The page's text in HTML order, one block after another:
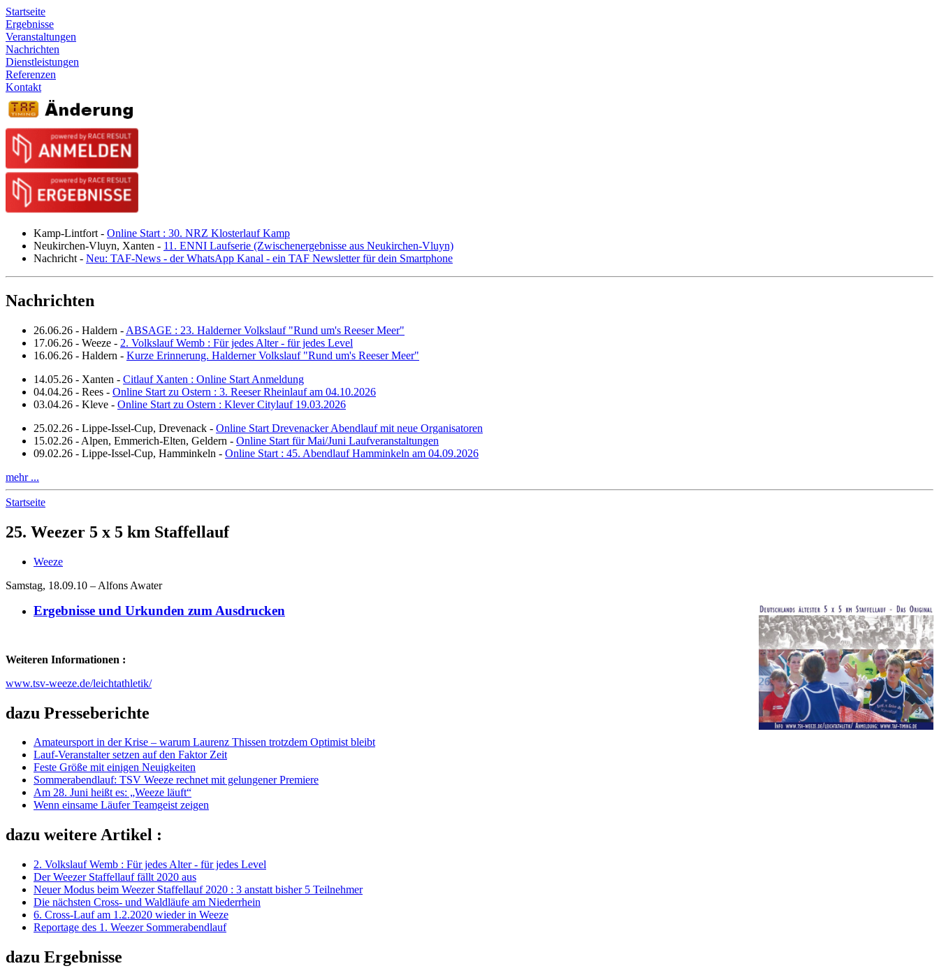
Startseite
Ergebnisse
Veranstaltungen
Nachrichten
Dienstleistungen
Referenzen
Kontakt
Kamp-Lintfort - Online Start : 30. NRZ Klosterlauf Kamp
Neukirchen-Vluyn, Xanten - 11. ENNI Laufserie (Zwischenergebnisse aus Neukirchen-Vluyn)
Nachricht - Neu: TAF-News - der WhatsApp Kanal - ein TAF Newsletter für dein Smartphone
Nachrichten
26.06.26 - Haldern - ABSAGE : 23. Halderner Volkslauf "Rund um's Reeser Meer"
17.06.26 - Weeze - 2. Volkslauf Wemb : Für jedes Alter - für jedes Level
16.06.26 - Haldern - Kurze Erinnerung. Halderner Volkslauf "Rund um's Reeser Meer"
14.05.26 - Xanten - Citlauf Xanten : Online Start Anmeldung
04.04.26 - Rees - Online Start zu Ostern : 3. Reeser Rheinlauf am 04.10.2026
03.04.26 - Kleve - Online Start zu Ostern : Klever Citylauf 19.03.2026
25.02.26 - Lippe-Issel-Cup, Drevenack - Online Start Drevenacker Abendlauf mit neue Organisatoren
15.02.26 - Alpen, Emmerich-Elten, Geldern - Online Start für Mai/Juni Laufveranstaltungen
09.02.26 - Lippe-Issel-Cup, Hamminkeln - Online Start : 45. Abendlauf Hamminkeln am 04.09.2026
mehr ...
Startseite
25. Weezer 5 x 5 km Staffellauf
Weeze
Samstag, 18.09.10 – Alfons Awater
Ergebnisse und Urkunden zum Ausdrucken
Weiteren Informationen :
www.tsv-weeze.de/leichtathletik/
dazu Presseberichte
Amateursport in der Krise – warum Laurenz Thissen trotzdem Optimist bleibt
Lauf-Veranstalter setzen auf den Faktor Zeit
Feste Größe mit einigen Neuigkeiten
Sommerabendlauf: TSV Weeze rechnet mit gelungener Premiere
Am 28. Juni heißt es: „Weeze läuft“
Wenn einsame Läufer Teamgeist zeigen
dazu weitere Artikel :
2. Volkslauf Wemb : Für jedes Alter - für jedes Level
Der Weezer Staffellauf fällt 2020 aus
Neuer Modus beim Weezer Staffellauf 2020 : 3 anstatt bisher 5 Teilnehmer
Die nächsten Cross- und Waldläufe am Niederrhein
6. Cross-Lauf am 1.2.2020 wieder in Weeze
Reportage des 1. Weezer Sommerabendlauf
dazu Ergebnisse